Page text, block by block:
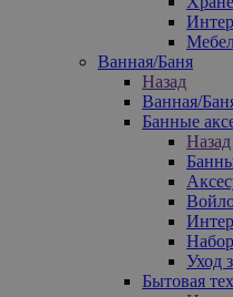
Ванная/Баня
Назад
Ванная/
Банные
Назад
Уход
Бытовая